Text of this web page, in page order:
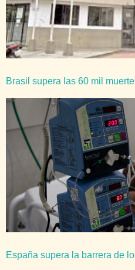
Brasil supera las 60 mil
España supera la barrera de